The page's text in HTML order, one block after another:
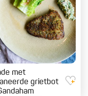
met
grietbot